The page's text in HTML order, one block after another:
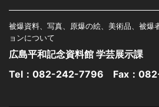
被爆資料、写真、原爆の絵、美術品、被爆
ョンについて
広島平和記念資料館 学芸展示課
Tel： 082-242-7796 Fax：